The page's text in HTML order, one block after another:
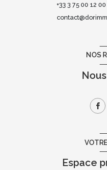
+33 3 75 00 12 00
NOS
Espace